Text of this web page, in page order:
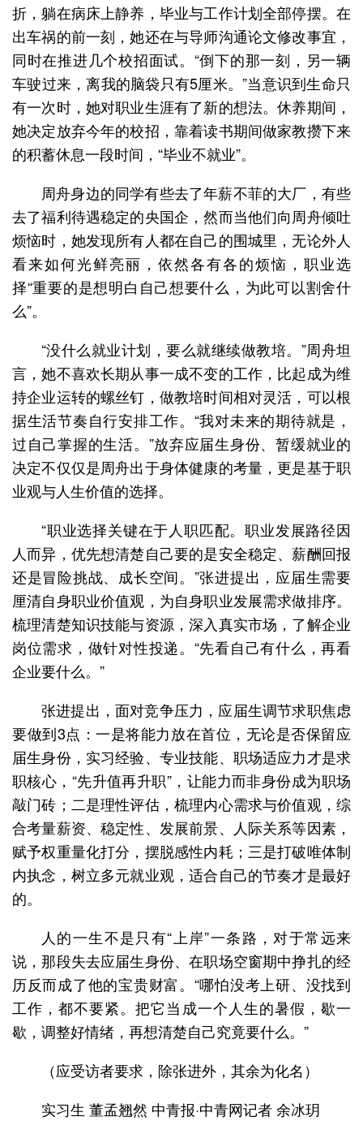
折，躺在病床上静养，毕业与工作计划全部停摆。在
出车祸的前一刻，她还在与导师沟通论文修改事宜，
同时在推进几个校招面试。“倒下的那一刻，另一辆
车驶过来，离我的脑袋只有5厘米。”当意识到生命只
有一次时，她对职业生涯有了新的想法。休养期间，
她决定放弃今年的校招，靠着读书期间做家教攒下来
的积蓄休息一段时间，“毕业不就业”。
周舟身边的同学有些去了年薪不菲的大厂，有些
去了福利待遇稳定的央国企，然而当他们向周舟倾吐
烦恼时，她发现所有人都在自己的围城里，无论外人
看来如何光鲜亮丽，依然各有各的烦恼，职业选
择“重要的是想明白自己想要什么，为此可以割舍什
么”。
“没什么就业计划，要么就继续做教培。”周舟坦
言，她不喜欢长期从事一成不变的工作，比起成为维
持企业运转的螺丝钉，做教培时间相对灵活，可以根
据生活节奏自行安排工作。“我对未来的期待就是，
过自己掌握的生活。”放弃应届生身份、暂缓就业的
决定不仅仅是周舟出于身体健康的考量，更是基于职
业观与人生价值的选择。
“职业选择关键在于人职匹配。职业发展路径因
人而异，优先想清楚自己要的是安全稳定、薪酬回报
还是冒险挑战、成长空间。”张进提出，应届生需要
厘清自身职业价值观，为自身职业发展需求做排序。
梳理清楚知识技能与资源，深入真实市场，了解企业
岗位需求，做针对性投递。“先看自己有什么，再看
企业要什么。”
张进提出，面对竞争压力，应届生调节求职焦虑
要做到3点：一是将能力放在首位，无论是否保留应
届生身份，实习经验、专业技能、职场适应力才是求
职核心，“先升值再升职”，让能力而非身份成为职场
敲门砖；二是理性评估，梳理内心需求与价值观，综
合考量薪资、稳定性、发展前景、人际关系等因素，
赋予权重量化打分，摆脱感性内耗；三是打破唯体制
内执念，树立多元就业观，适合自己的节奏才是最好
的。
人的一生不是只有“上岸”一条路，对于常远来
说，那段失去应届生身份、在职场空窗期中挣扎的经
历反而成了他的宝贵财富。“哪怕没考上研、没找到
工作，都不要紧。把它当成一个人生的暑假，歇一
歇，调整好情绪，再想清楚自己究竟要什么。”
（应受访者要求，除张进外，其余为化名）
实习生 董孟翘然 中青报·中青网记者 余冰玥